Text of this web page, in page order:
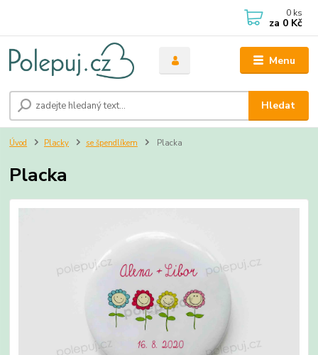
Menu
Hledat
0 ks
za 0 Kč
Úvod Placky se špendlíkem Placka
Placka